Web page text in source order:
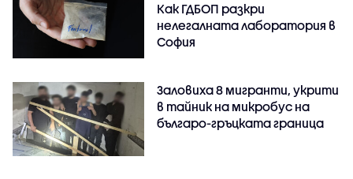
Как ГДБОП разкри
нелегалната лаборатория в
София
Заловиха 8 мигранти, укрити
в тайник на микробус на
българо-гръцката граница